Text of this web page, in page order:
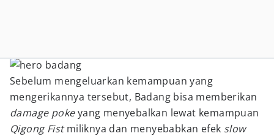
Sebelum mengeluarkan kemampuan yang
mengerikannya tersebut, Badang bisa memberikan
damage pokeyang menyebalkan lewat kemampuan
Qigong Fistmiliknya dan menyebabkan efek slow